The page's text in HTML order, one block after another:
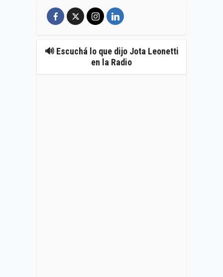
🔊 Escuchá lo que dijo Jota Leonetti
en la Radio